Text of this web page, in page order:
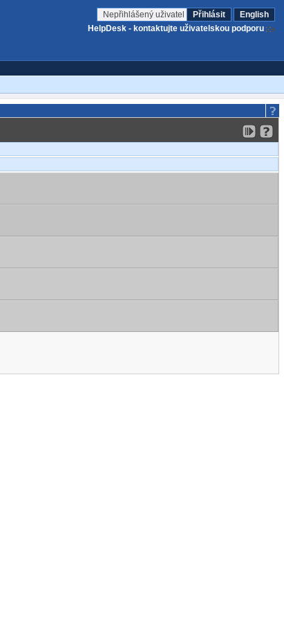
Nepřihlášený uživatel Přihlásit
English
HelpDesk - kontaktujte uživatelskou podporu